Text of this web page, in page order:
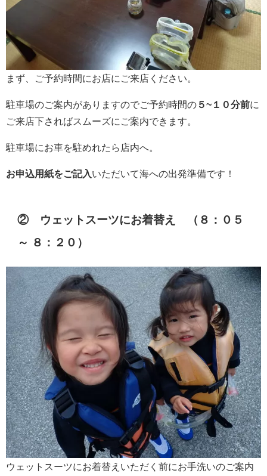
まず、ご予約時間にお店にご来店ください。
駐車場のご案内がありますのでご予約時間の ５~１０分前に
ご来店下さればスムーズにご案内できます。
駐車場にお車を駐めれたら店内へ。
お申込用紙をご記入いただいて海への出発準備です！
② ウェットスーツにお着替え （８：０５
～ ８：２０）
ウェットスーツにお着替えいただく前にお手洗いのご案内